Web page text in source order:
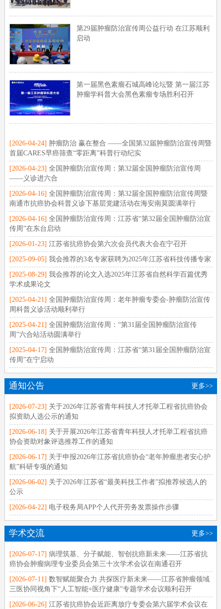
第29届肿瘤防治宣传周公益行动 在江苏顺利
启动
第一届黑色素瘤石城高峰论坛暨 第一届江苏
肿瘤学科普大会黑色素瘤专场胜利召开
[2026-04-24] 肿瘤防治 赢在整合 ——全国第32届肿瘤防治宣传周暨
首届CARES早癌筛查“零距离”科普行动纪实
[2026-04-23] 全国肿瘤防治宣传周：第32届全国肿瘤防治宣传周
——义诊进六合
[2026-04-16] 全国肿瘤防治宣传周：第32届全国肿瘤防治宣传周暨
南通市抗癌协会科普义诊下基层党建活动在海安南莫圆满举行
[2026-04-16] 全国肿瘤防治宣传周：江苏省“第32届全国肿瘤防治宣
传周”在东台启动
[2026-01-23] 江苏省抗癌协会第六次会员代表大会在宁召开
[2025-09-05] 我会推荐的3名专家获聘为2025年江苏省科技传播专家
[2025-08-29] 我会推荐的论文入选2025年江苏省自然科学百篇优秀
学术成果论文
[2025-04-21] 全国肿瘤防治宣传周：老年肿瘤专委会-肿瘤防治宣传
周科普义诊活动顺利举行
[2025-04-21] 全国肿瘤防治宣传周：“第31届全国肿瘤防治宣传
周”六合站活动圆满举行
[2025-04-17] 全国肿瘤防治宣传周：江苏省“第31届全国肿瘤防治宣
传周”在宁启动
通知公告 更多>>
[2026-07-23] 关于2026年江苏省青年科技人才托举工程省抗癌协会
拟资助人选公示的通知
[2026-06-18] 关于开展2026年江苏省青年科技人才托举工程省抗癌
协会资助对象评选推荐工作的通知
[2026-06-17] 关于申报2026年江苏省抗癌协会“老年肿瘤患者安心护
航”科研专项的通知
[2026-06-02] 关于2026年江苏省“最美科技工作者”拟推荐候选人的
公示
[2026-04-22] 电子税务局APP个人代开劳务发票操作步骤
学术交流 更多>>
[2026-07-17] 病理筑基、分子赋能、智创抗癌新未来——江苏省抗
癌协会肿瘤病理专业委员会第三十次学术会议在南通召开
[2026-07-11] 数智赋能聚合力 共探医疗新未来——江苏省肿瘤领域
三医协同视角下“人工智能+医疗健康”专题学术会议顺利召开
[2026-06-26] 江苏省抗癌协会近距离放疗专委会第六届学术会议在